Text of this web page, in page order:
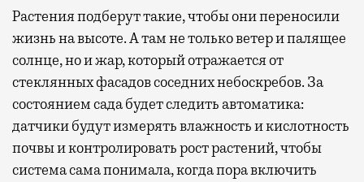
Растения подберут такие, чтобы они переносили
жизнь на высоте. А там не только ветер и палящее
солнце, но и жар, который отражается от
стеклянных фасадов соседних небоскребов. За
состоянием сада будет следить автоматика:
датчики будут измерять влажность и кислотность
почвы и контролировать рост растений, чтобы
система сама понимала, когда пора включить